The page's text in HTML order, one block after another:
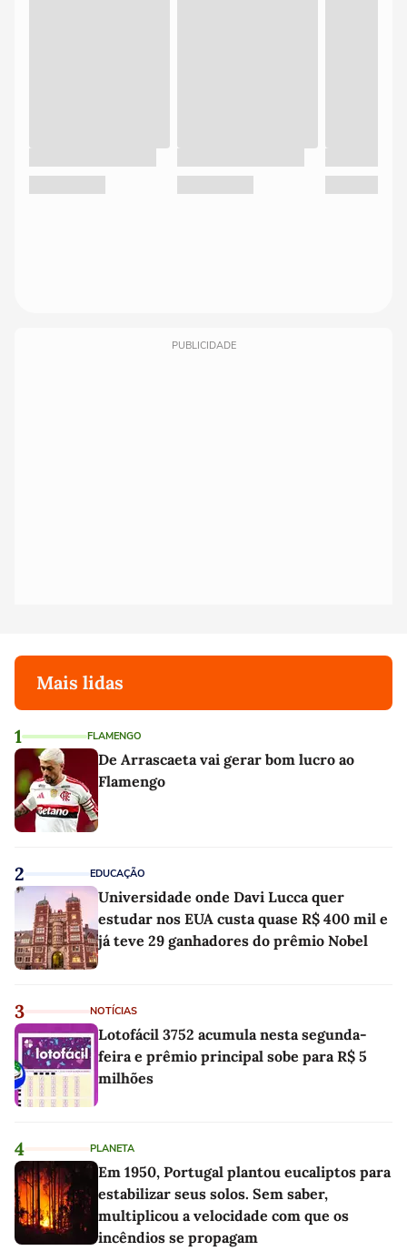
PUBLICIDADE
Mais lidas
1 FLAMENGO
De Arrascaeta vai gerar bom lucro ao
Flamengo
2 EDUCAÇÃO
Universidade onde Davi Lucca quer
estudar nos EUA custa quase R$ 400 mil e
já teve 29 ganhadores do prêmio Nobel
3 NOTÍCIAS
Lotofácil 3752 acumula nesta segunda-
feira e prêmio principal sobe para R$ 5
milhões
4 PLANETA
Em 1950, Portugal plantou eucaliptos para
estabilizar seus solos. Sem saber,
multiplicou a velocidade com que os
incêndios se propagam